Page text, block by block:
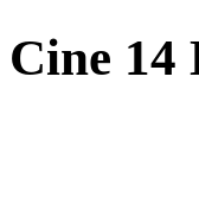
Cine 14